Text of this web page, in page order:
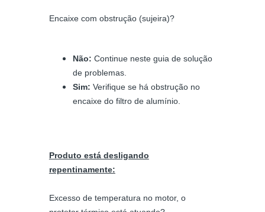
Encaixe com obstrução (sujeira)?
Não: Continue neste guia de solução
de problemas.
Sim: Verifique se há obstrução no
encaixe do filtro de alumínio.
Produto está desligando
repentinamente:
Excesso de temperatura no motor, o